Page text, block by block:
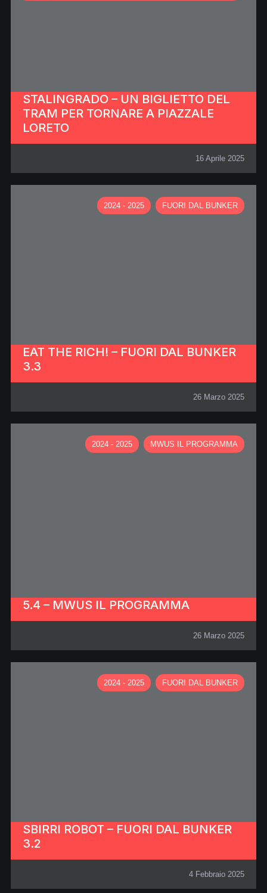
STALINGRADO – UN BIGLIETTO DEL
TRAM PER TORNARE A PIAZZALE
LORETO
16 Aprile 2025
2024 - 2025 FUORI DAL BUNKER
EAT THE RICH! – FUORI DAL BUNKER
3.3
26 Marzo 2025
2024 - 2025 MWUS IL PROGRAMMA
5.4 – MWUS IL PROGRAMMA
26 Marzo 2025
2024 - 2025 FUORI DAL BUNKER
SBIRRI ROBOT – FUORI DAL BUNKER
3.2
4 Febbraio 2025